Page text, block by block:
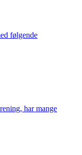
følgende
har mange